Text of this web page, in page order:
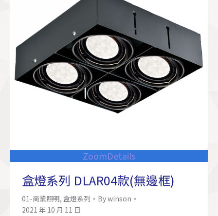
ZoomDetails
盒燈系列 DLAR04款(無邊框)
01-商業照明, 盒燈系列 Bywinson
2021 年 10 月 11 日